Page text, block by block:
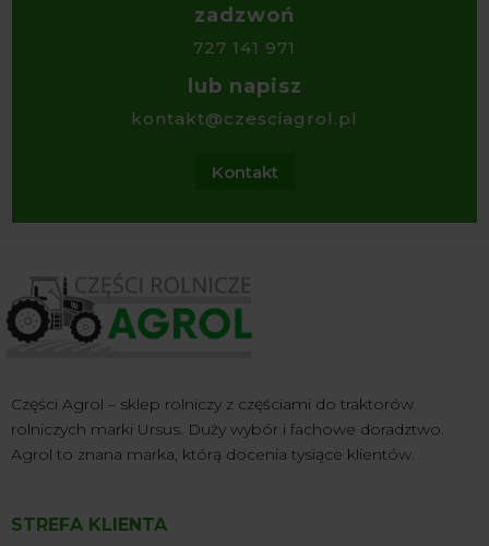
zadzwoń
727 141 971
lub napisz
kontakt@czesciagrol.pl
Kontakt
Części Agrol – sklep rolniczy z częściami do traktorów
rolniczych marki Ursus. Duży wybór i fachowe doradztwo.
Agrol to znana marka, którą docenia tysiące klientów.
STREFA KLIENTA